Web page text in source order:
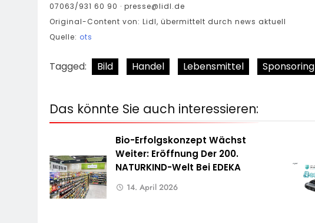
07063/931 60 90 · presse@lidl.de
Original-Content von: Lidl, übermittelt durch news aktuell
Quelle: ots
Tagged: Bild Handel Lebensmittel Sponsoring
Das könnte Sie auch interessieren:
Bio-Erfolgskonzept Wächst
Weiter: Eröffnung Der 200.
NATURKIND-Welt Bei EDEKA
14. April 2026